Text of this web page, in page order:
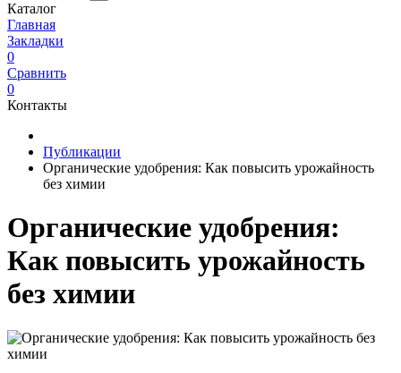
Каталог
Главная
Закладки
0
Сравнить
0
Контакты
Публикации
Органические удобрения: Как повысить урожайность
без химии
Органические удобрения:
Как повысить урожайность
без химии